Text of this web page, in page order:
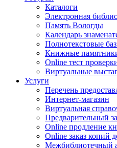
Каталоги
Электронная
Память Вологды
Календарь
Полнотекстовые
Книжные
Online тест
Виртуальные
Услуги
Перечень
Интернет-магазин
Виртуальная
Предварительный
Online продление
Online заказ копий
Межбиблиотечный